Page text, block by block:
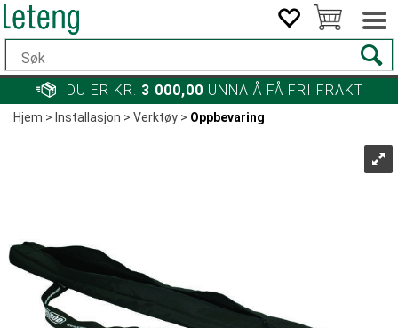
DU ER KR. 3 000,00 UNNA Å FÅ FRI FRAKT
Hjem> Installasjon>Verktøy>Oppbevaring